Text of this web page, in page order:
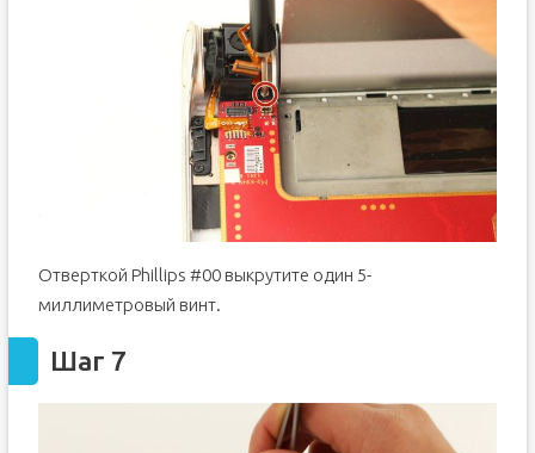
Отверткой Phillips #00 выкрутите один 5-
миллиметровый винт.
Шаг 7